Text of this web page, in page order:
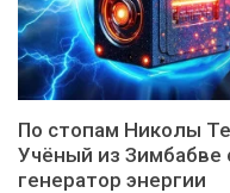
По стопам Николы
Учёный из Зимбабве
генератор энергии